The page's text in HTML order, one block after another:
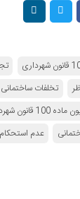
تخلفات ساختمانی
قانون شهرداری
عدم استحکام